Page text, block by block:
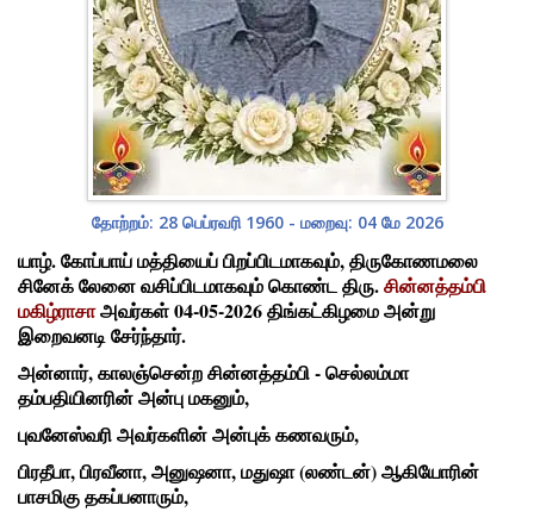
தோற்றம்: 28 பெப்ரவரி 1960 - மறைவு: 04 மே 2026
யாழ். கோப்பாய் மத்தியைப் பிறப்பிடமாகவும், திருகோணமலை
சினேக் லேனை வசிப்பிடமாகவும் கொண்ட திரு.சின்னத்தம்பி
மகிழ்ராசாஅவர்கள் 04-05-2026 திங்கட்கிழமை அன்று
இறைவனடி சேர்ந்தார்.
அன்னார், காலஞ்சென்ற சின்னத்தம்பி - செல்லம்மா
தம்பதியினரின் அன்பு மகனும்,
புவனேஸ்வரி அவர்களின் அன்புக் கணவரும்,
பிரதீபா, பிரவீனா, அனுஷனா, மதுஷா (லண்டன்) ஆகியோரின்
பாசமிகு தகப்பனாரும்,